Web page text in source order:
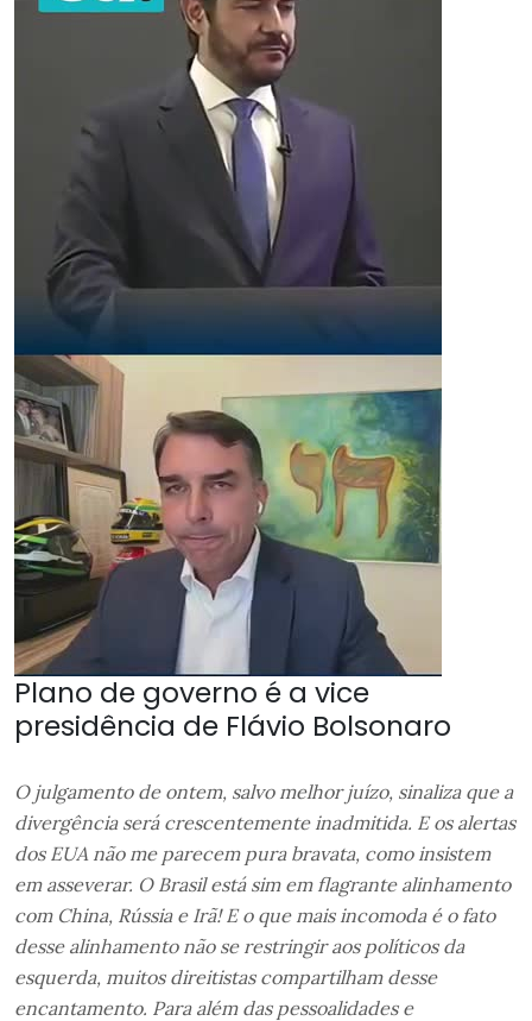
Plano de governo é a vice
presidência de Flávio Bolsonaro
O julgamento de ontem, salvo melhor juízo, sinaliza que a
divergência será crescentemente inadmitida. E os alertas
dos EUA não me parecem pura bravata, como insistem
em asseverar. O Brasil está sim em flagrante alinhamento
com China, Rússia e Irã! E o que mais incomoda é o fato
desse alinhamento não se restringir aos políticos da
esquerda, muitos direitistas compartilham desse
encantamento. Para além das pessoalidades e